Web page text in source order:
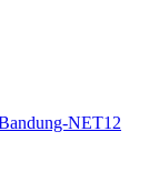
NET12